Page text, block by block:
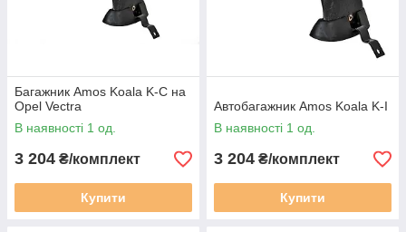
Багажник Amos Koala K-C на
Opel Vectra
В наявності 1 од.
3 204 ₴/комплект
Купити
Автобагажник Amos Koala K-I
В наявності 1 од.
3 204 ₴/комплект
Купити